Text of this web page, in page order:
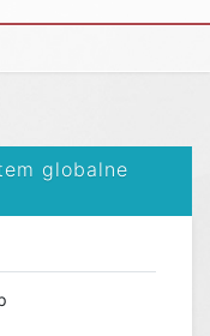
globalne